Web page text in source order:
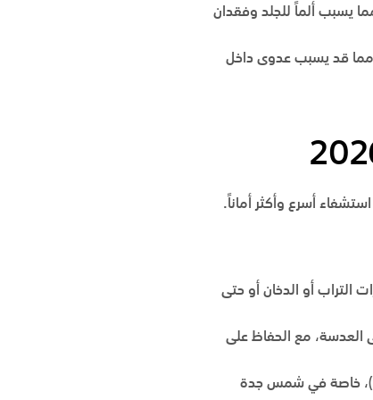
يسبب ألماً للجلد وفقدان
مما قد يسبب عدوى داخل
التراب أو الدخان أو حتى
العدسة، مع الحفاظ على
جدة